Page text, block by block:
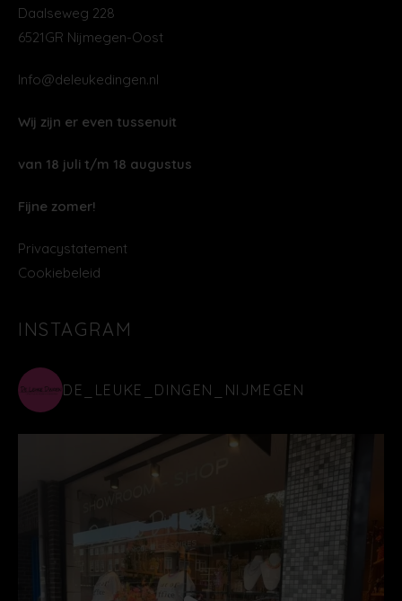
Daalseweg 228
6521GR Nijmegen-Oost
Info@deleukedingen.nl
Wij zijn er even tussenuit
van 18 juli t/m 18 augustus
Fijne zomer!
Privacystatement
Cookiebeleid
INSTAGRAM
DE_LEUKE_DINGEN_NIJMEGEN